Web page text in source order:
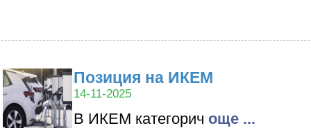
Позиция на ИКЕМ
14-11-2025
В ИКЕМ категорич oще ...